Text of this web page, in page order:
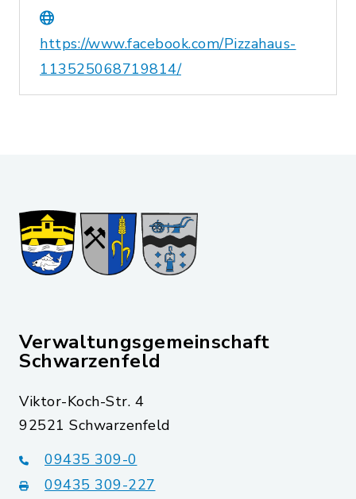
https://www.facebook.com/Pizzahaus-
113525068719814/
Verwaltungsgemeinschaft
Schwarzenfeld
Viktor-Koch-Str. 4
92521 Schwarzenfeld
09435 309-0
09435 309-227